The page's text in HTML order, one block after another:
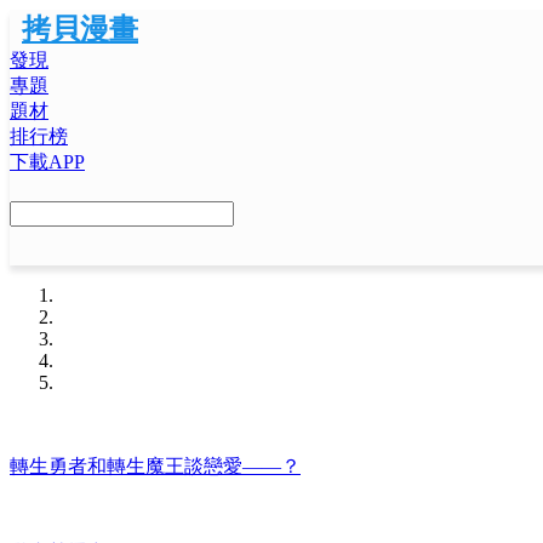
拷貝漫畫
發現
專題
題材
排行榜
下載APP
轉生勇者和轉生魔王談戀愛——？